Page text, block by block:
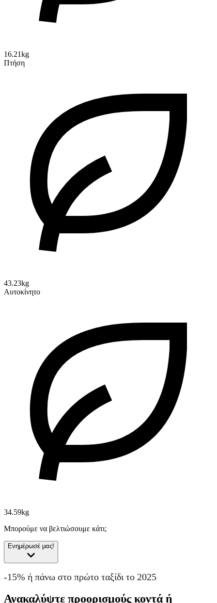
16.21kg
Πτήση
43.23kg
Αυτοκίνητο
34.59kg
Μπορούμε να βελτιώσουμε κάτι;
Ενημέρωσέ μας!
-15% ή πάνω στο πρώτο ταξίδι το 2025
Ανακαλύψτε προορισμούς κοντά ή